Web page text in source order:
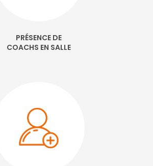
PRÉSENCE DE
COACHS EN SALLE